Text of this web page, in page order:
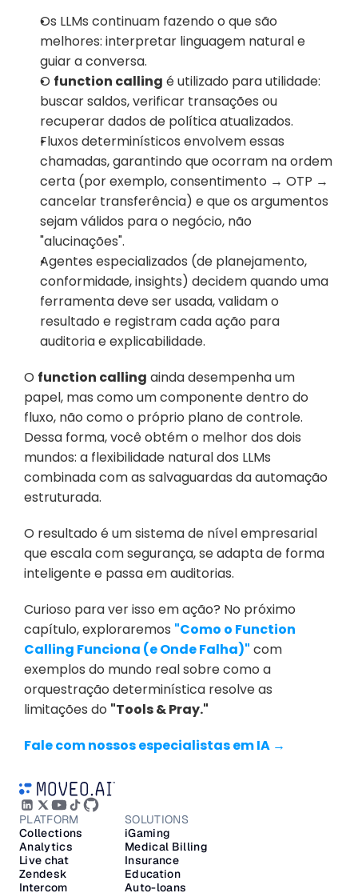
Os LLMs continuam fazendo o que são
melhores: interpretar linguagem natural e
guiar a conversa.
O function calling é utilizado para utilidade:
buscar saldos, verificar transações ou
recuperar dados de política atualizados.
Fluxos determinísticos envolvem essas
chamadas, garantindo que ocorram na ordem
certa (por exemplo, consentimento → OTP →
cancelar transferência) e que os argumentos
sejam válidos para o negócio, não
"alucinações".
Agentes especializados (de planejamento,
conformidade, insights) decidem quando uma
ferramenta deve ser usada, validam o
resultado e registram cada ação para
auditoria e explicabilidade.
O function calling ainda desempenha um
papel, mas como um componente dentro do
fluxo, não como o próprio plano de controle.
Dessa forma, você obtém o melhor dos dois
mundos: a flexibilidade natural dos LLMs
combinada com as salvaguardas da automação
estruturada.
O resultado é um sistema de nível empresarial
que escala com segurança, se adapta de forma
inteligente e passa em auditorias.
Curioso para ver isso em ação? No próximo
capítulo, exploraremos "Como o Function
Calling Funciona (e Onde Falha)" com
exemplos do mundo real sobre como a
orquestração determinística resolve as
limitações do "Tools & Pray."
Fale com nossos especialistas em IA →
PLATFORM
Collections
Analytics
Live chat
Zendesk
Intercom
SOLUTIONS
Medical Billing
Insurance
iGaming
Education
Auto-loans